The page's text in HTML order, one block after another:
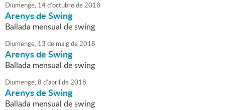
Diumenge, 14d'octubrede2018
Arenys de Swing
Ballada mensual de swing
Diumenge, 13 de maigde2018
Arenys de Swing
Ballada mensual de swing
Diumenge,8 d'abril de2018
Arenys de Swing
Ballada mensual de swing